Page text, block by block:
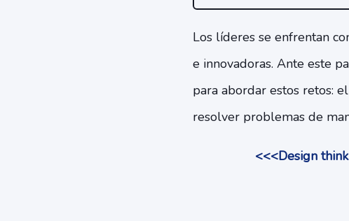
Los líderes se enfrentan
e innovadoras. Ante este
para abordar estos retos: el
resolver problemas de
<<<Design